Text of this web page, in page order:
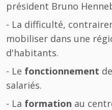
président Bruno
- La difficulté,
mobiliser dans une
d'habitants.
- Le fonctionnement
salariés.
- La formation au